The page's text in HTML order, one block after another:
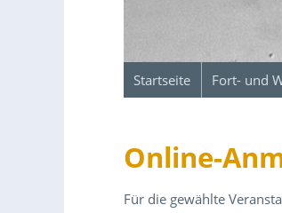
Startseite Fort- und
Online-
Für die gewählte